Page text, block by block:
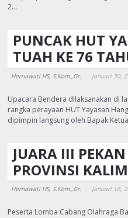
2…
PUNCAK HUT
TUAH KE 76
Hernawati HS, S.Kom.,Gr. Januari 30,
Upacara Bendera dilaksanakan di
rangka perayaan HUT Yayasan
dipimpin langsung oleh Bapak
JUARA III
PROVINSI
Hernawati HS, S.Kom.,Gr. Januari 16,
Peserta Lomba Cabang Olahraga